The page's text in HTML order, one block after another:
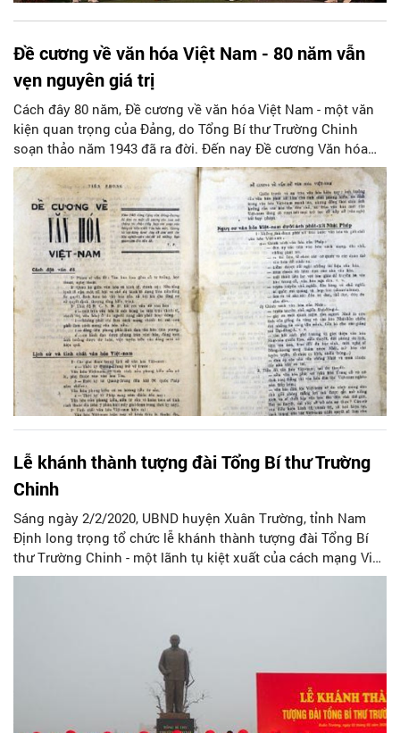
Đề cương về văn hóa Việt Nam - 80 năm vẫn
vẹn nguyên giá trị
Cách đây 80 năm, Đề cương về văn hóa Việt Nam - một văn
kiện quan trọng của Đảng, do Tổng Bí thư Trường Chinh
soạn thảo năm 1943 đã ra đời. Đến nay Đề cương Văn hóa
vẫn còn để lại nguyên giá trị, được toàn Đảng, toàn dân kế
thừa, phát huy, tất cả vì mục tiêu xây dựng nền văn hóa của
nhân dân và vì nhân dân.
Lễ khánh thành tượng đài Tổng Bí thư Trường
Chinh
Sáng ngày 2/2/2020, UBND huyện Xuân Trường, tỉnh Nam
Định long trọng tổ chức lễ khánh thành tượng đài Tổng Bí
thư Trường Chinh - một lãnh tụ kiệt xuất của cách mạng Việt
Nam, người học trò xuất sắc của Chủ tịch Hồ Chí Minh.